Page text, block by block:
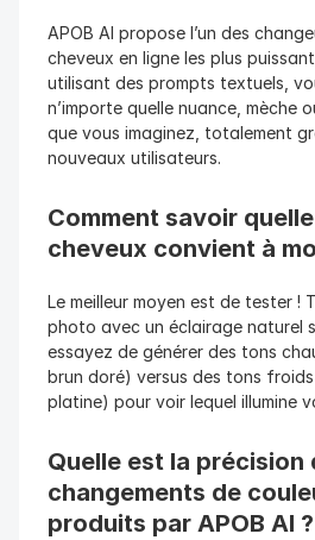
APOB AI propose l’un des
cheveux en ligne les plus
utilisant des prompts textuels,
n’importe quelle nuance, mèche
que vous imaginez, totalement
nouveaux utilisateurs.
Comment savoir
cheveux convient à
Le meilleur moyen est de tester !
photo avec un éclairage naturel
essayez de générer des tons
brun doré) versus des tons
platine) pour voir lequel illumine
Quelle est la précision
changements de
produits par APOB AI ?